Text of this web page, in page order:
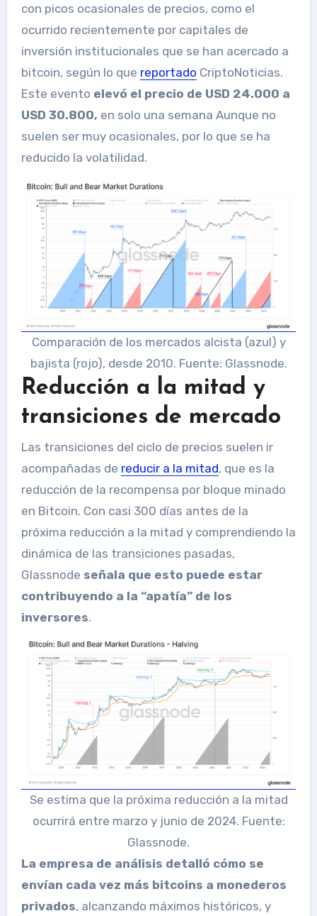
con picos ocasionales de precios, como el
ocurrido recientemente por capitales de
inversión institucionales que se han acercado a
bitcoin, según lo que reportado CriptoNoticias.
Este evento elevó el precio de USD 24.000 a
USD 30.800, en solo una semana Aunque no
suelen ser muy ocasionales, por lo que se ha
reducido la volatilidad.
Comparación de los mercados alcista (azul) y
bajista (rojo), desde 2010. Fuente: Glassnode.
Reducción a la mitad y
transiciones de mercado
Las transiciones del ciclo de precios suelen ir
acompañadas de reducir a la mitad, que es la
reducción de la recompensa por bloque minado
en Bitcoin. Con casi 300 días antes de la
próxima reducción a la mitad y comprendiendo la
dinámica de las transiciones pasadas,
Glassnode señala que esto puede estar
contribuyendo a la “apatía” de los
inversores.
Se estima que la próxima reducción a la mitad
ocurrirá entre marzo y junio de 2024. Fuente:
Glassnode.
La empresa de análisis detalló cómo se
envían cada vez más bitcoins a monederos
privados, alcanzando máximos históricos, y